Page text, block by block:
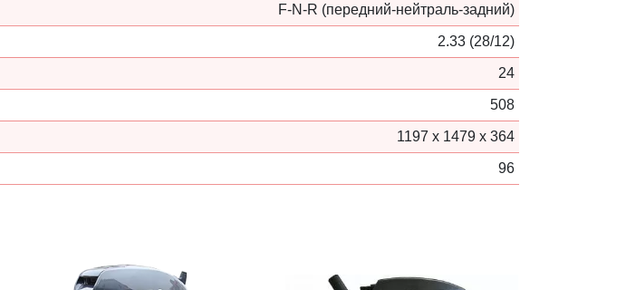
F-N-R (передний-нейтраль-задний)
2.33 (28/12)
24
508
1197 х 1479 х 364
96